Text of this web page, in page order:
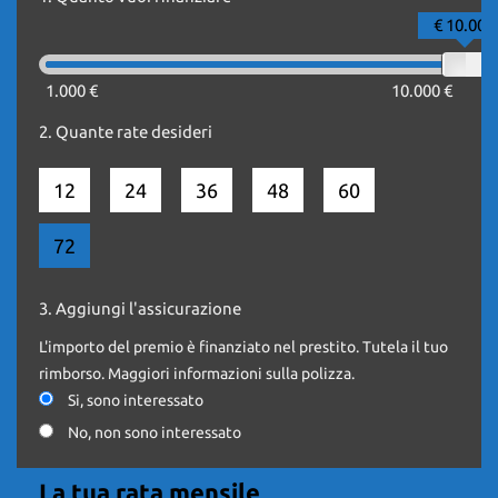
ALTEZZA 2.10
LUNGHEZZA 3.60
-SPONDA IDRAULICA
-TELECAMERA PER IL PARCHEGGIO
-CLIMATIZZATORE
-PRESA USB
-VOLANTE MULTIFUNZIONE
-FENDINEBBIA
*GARANZIA 12 MESI DI CONFORMITA'
1.000 € 10.000 €
€ 10.000
2. Quante rate desideri
12 24 36 48 60
72
3. Aggiungi l'assicurazione
L'importo del premio è finanziato nel prestito. Tutela il tuo
rimborso. Maggiori informazioni sulla polizza.
Si, sono interessato
No, non sono interessato
La tua rata mensile